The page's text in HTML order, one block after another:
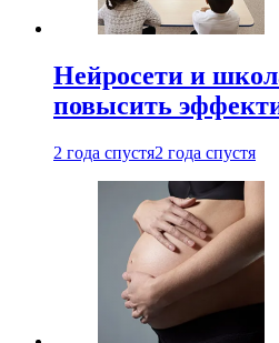
Нейросети и
повысить
2 года спустя2 года спустя